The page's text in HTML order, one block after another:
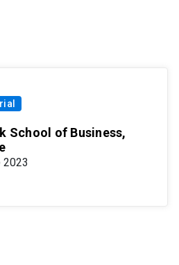
School of Business,
2023